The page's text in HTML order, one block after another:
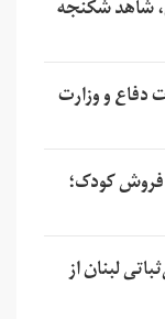
شاهد شکنجه
دفاع و وزارت
کودک؛
لبنان از